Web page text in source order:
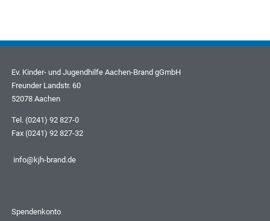
Ev. Kinder- und Jugendhilfe Aachen-Brand gGmbH
Freunder Landstr. 60
52078 Aachen
Tel. (0241) 92 827-0
Fax (0241) 92 827-32
info@kjh-brand.de
Spendenkonto